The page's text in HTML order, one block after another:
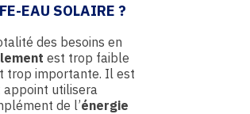
EAU SOLAIRE ?
des besoins en
est trop faible
trop importante. Il est
appoint utilisera
de l’énergie